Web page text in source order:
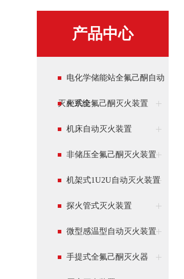
产品中心
电化学储能站全氟己酮自动
灭火系统
柜式全氟己酮灭火装置
机床自动灭火装置
非储压全氟己酮灭火装置
机架式1U2U自动灭火装置
探火管式灭火装置
微型感温型自动灭火装置
手提式全氟己酮灭火器